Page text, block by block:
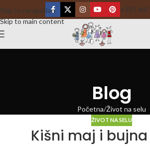
Skip to navigation
Skip to main content
+381
Blog
Početna Život na selu
ŽIVOT NA SELU
Kišni maj i